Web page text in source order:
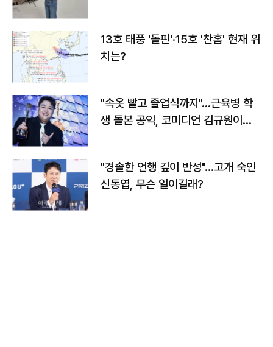
13호 태풍 '돌핀'·15호 '찬홈' 현재 위
치는?
"속옷 빨고 졸업식까지"…근육병 학
생 돌본 공익, 코미디언 김규원이었
"경솔한 언행 깊이 반성"…고개 숙인
신동엽, 무슨 일이길래?